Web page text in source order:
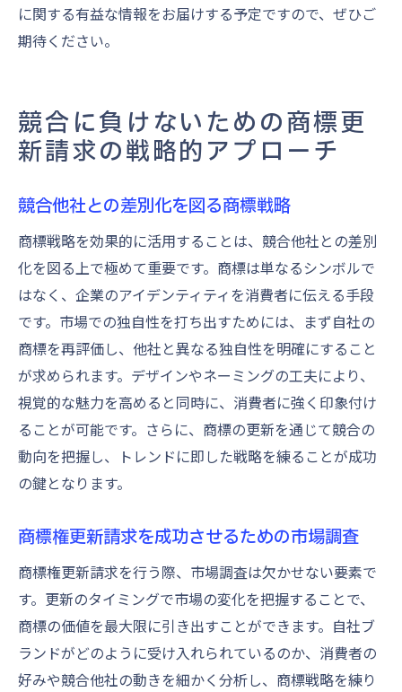
に関する有益な情報をお届けする予定ですので、ぜひご
期待ください。
競合に負けないための商標更
新請求の戦略的アプローチ
競合他社との差別化を図る商標戦略
商標戦略を効果的に活用することは、競合他社との差別
化を図る上で極めて重要です。商標は単なるシンボルで
はなく、企業のアイデンティティを消費者に伝える手段
です。市場での独自性を打ち出すためには、まず自社の
商標を再評価し、他社と異なる独自性を明確にすること
が求められます。デザインやネーミングの工夫により、
視覚的な魅力を高めると同時に、消費者に強く印象付け
ることが可能です。さらに、商標の更新を通じて競合の
動向を把握し、トレンドに即した戦略を練ることが成功
の鍵となります。
商標権更新請求を成功させるための市場調査
商標権更新請求を行う際、市場調査は欠かせない要素で
す。更新のタイミングで市場の変化を把握することで、
商標の価値を最大限に引き出すことができます。自社ブ
ランドがどのように受け入れられているのか、消費者の
好みや競合他社の動きを細かく分析し、商標戦略を練り